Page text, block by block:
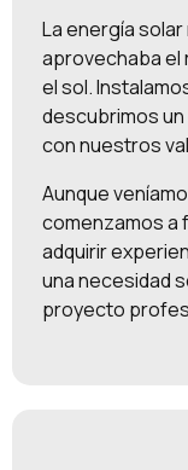
La energía
aprovechaba el
el sol.
descubrimos
con nuestros
Aunque
comenzamos a
adquirir
una necesidad
proyecto